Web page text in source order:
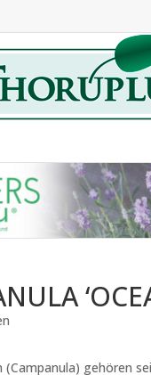
(Campanula) gehören